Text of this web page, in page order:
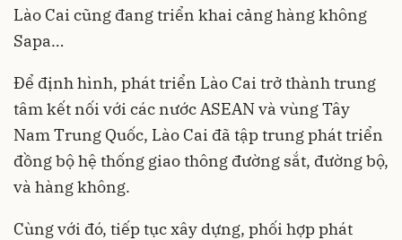
Lào Cai cũng đang triển khai cảng hàng không
Sapa…
Để định hình, phát triển Lào Cai trở thành trung
tâm kết nối với các nước ASEAN và vùng Tây
Nam Trung Quốc, Lào Cai đã tập trung phát triển
đồng bộ hệ thống giao thông đường sắt, đường bộ,
và hàng không.
Cùng với đó, tiếp tục xây dựng, phối hợp phát